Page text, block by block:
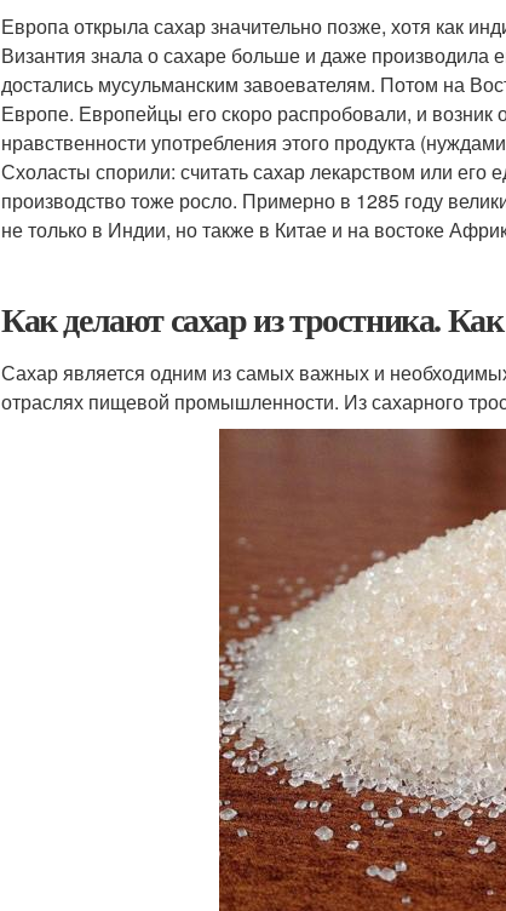
Европа открыла сахар значительно позже, хотя как
Византия знала о сахаре больше и даже
достались мусульманским завоевателям. Потом на
Европе. Европейцы его скоро распробовали, и
нравственности употребления этого продукта
Схоласты спорили: считать сахар лекарством или его
производство тоже росло. Примерно в 1285 году
не только в Индии, но также в Китае и на востоке
Как делают сахар из тростника.
Сахар является одним из самых важных и
отраслях пищевой промышленности. Из сахарного